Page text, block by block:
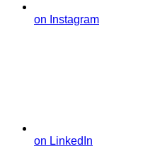
on Instagram
on LinkedIn